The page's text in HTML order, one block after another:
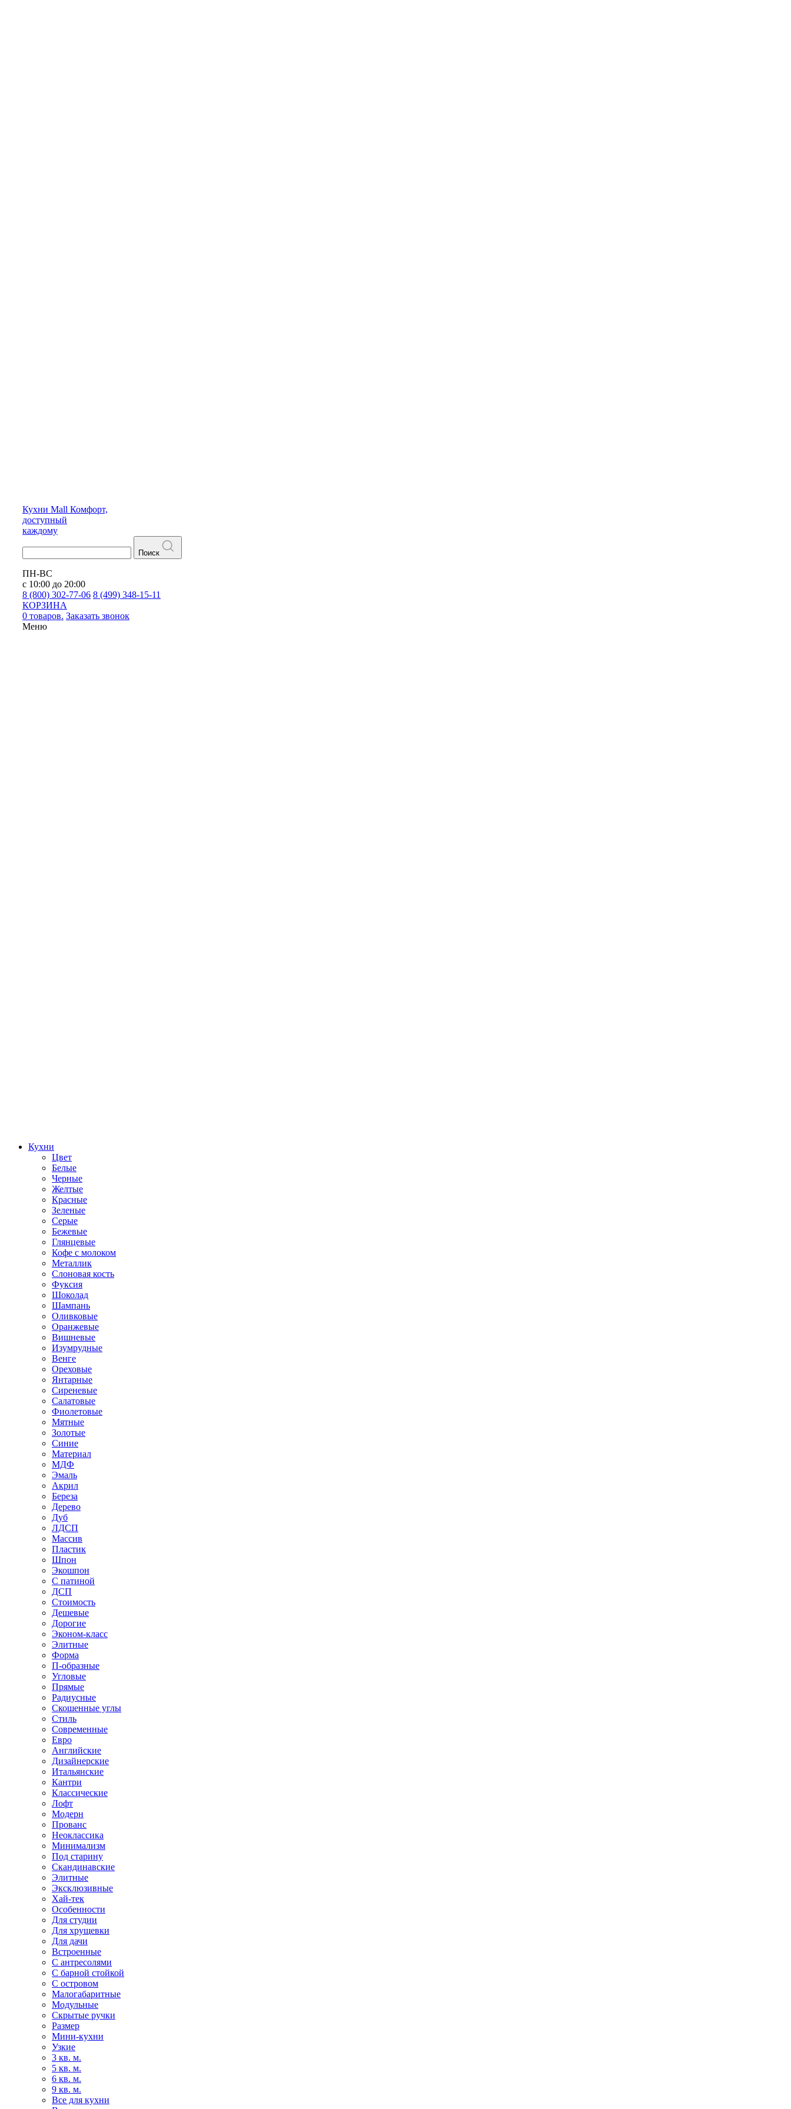
Кухни Mall Комфорт,
доступный
каждому
Поиск
ПН-ВС
с 10:00 до 20:00
8 (800) 302-77-06 8 (499) 348-15-11
КОРЗИНА
0 товаров. Заказать звонок
Меню
Кухни
Цвет
Белые
Черные
Желтые
Красные
Зеленые
Серые
Бежевые
Глянцевые
Кофе с молоком
Металлик
Слоновая кость
Фуксия
Шоколад
Шампань
Оливковые
Оранжевые
Вишневые
Изумрудные
Венге
Ореховые
Янтарные
Сиреневые
Салатовые
Фиолетовые
Мятные
Золотые
Синие
Материал
МДФ
Эмаль
Акрил
Береза
Дерево
Дуб
ЛДСП
Массив
Пластик
Шпон
Экошпон
С патиной
ДСП
Стоимость
Дешевые
Дорогие
Эконом-класс
Элитные
Форма
П-образные
Угловые
Прямые
Радиусные
Скошенные углы
Стиль
Современные
Евро
Английские
Дизайнерские
Итальянские
Кантри
Классические
Лофт
Модерн
Прованс
Неоклассика
Минимализм
Под старину
Скандинавские
Элитные
Эксклюзивные
Хай-тек
Особенности
Для студии
Для хрущевки
Для дачи
Встроенные
С антресолями
С барной стойкой
С островом
Малогабаритные
Модульные
Скрытые ручки
Размер
Мини-кухни
Узкие
3 кв. м.
5 кв. м.
6 кв. м.
9 кв. м.
Все для кухни